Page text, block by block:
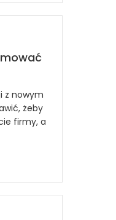
z nowym
żeby
firmy, a